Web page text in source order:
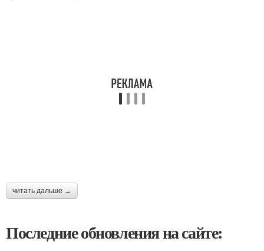
читать дальше →
Последние обновления на сайте: